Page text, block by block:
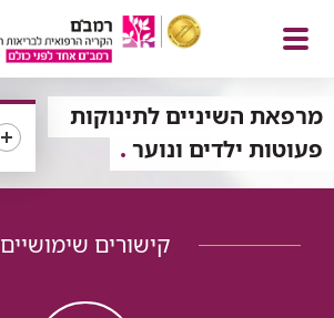
פתח
תפריט
מרפאת השיניים לתינוקות
פעוטות ילדים ונוער
קישורים שימושיים